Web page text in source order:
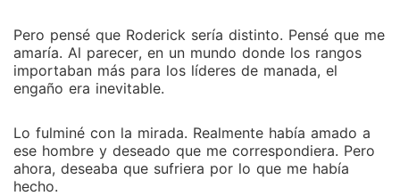
Pero pensé que Roderick sería distinto. Pensé que me
amaría. Al parecer, en un mundo donde los rangos
importaban más para los líderes de manada, el
engaño era inevitable.
Lo fulminé con la mirada. Realmente había amado a
ese hombre y deseado que me correspondiera. Pero
ahora, deseaba que sufriera por lo que me había
hecho.